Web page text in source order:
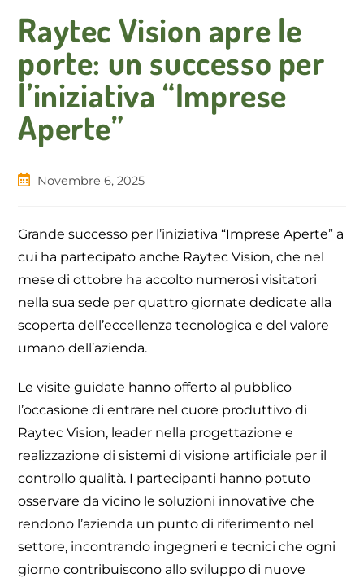
Raytec Vision apre le
porte: un successo per
l’iniziativa “Imprese
Aperte”
Articolo
Novembre 6, 2025
Grande successo per l’iniziativa “Imprese Aperte” a
cui ha partecipato anche Raytec Vision, che nel
mese di ottobre ha accolto numerosi visitatori
nella sua sede per quattro giornate dedicate alla
scoperta dell’eccellenza tecnologica e del valore
umano dell’azienda.
Le visite guidate hanno offerto al pubblico
l’occasione di entrare nel cuore produttivo di
Raytec Vision, leader nella progettazione e
realizzazione di sistemi di visione artificiale per il
controllo qualità. I partecipanti hanno potuto
osservare da vicino le soluzioni innovative che
rendono l’azienda un punto di riferimento nel
settore, incontrando ingegneri e tecnici che ogni
giorno contribuiscono allo sviluppo di nuove